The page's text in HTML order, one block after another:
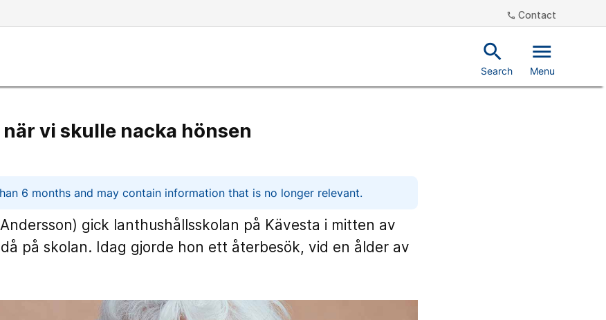
phone Contact
search
Search
menu
Menu
vi skulle nacka hönsen
6 months and may contain information that is no longer relevant.
gick lanthushållsskolan på Kävesta i mitten av
på skolan. Idag gjorde hon ett återbesök, vid en ålder av